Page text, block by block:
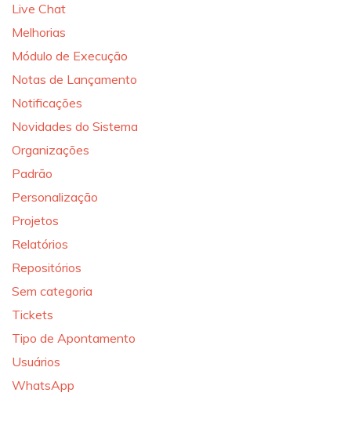
Live Chat
Melhorias
Módulo de Execução
Notas de Lançamento
Notificações
Novidades do Sistema
Organizações
Padrão
Personalização
Projetos
Relatórios
Repositórios
Sem categoria
Tickets
Tipo de Apontamento
Usuários
WhatsApp